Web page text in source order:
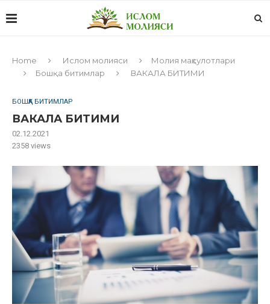
Home Ислом молияси
Молия маҳсулотлари
Бошқа битимлар
ВАКАЛА БИТИМИ
БОШҚА БИТИМЛАР
ВАКАЛА БИТИМИ
02.12.2021
2358 views